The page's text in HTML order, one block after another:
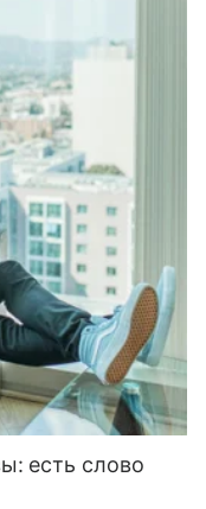
есть слово